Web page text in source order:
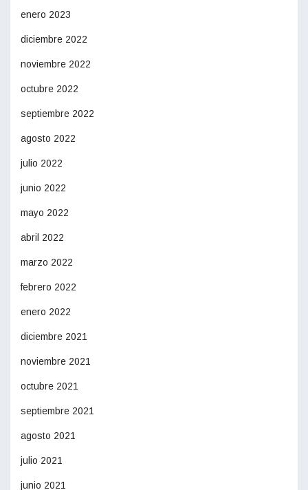
enero 2023
diciembre 2022
noviembre 2022
octubre 2022
septiembre 2022
agosto 2022
julio 2022
junio 2022
mayo 2022
abril 2022
marzo 2022
febrero 2022
enero 2022
diciembre 2021
noviembre 2021
octubre 2021
septiembre 2021
agosto 2021
julio 2021
junio 2021